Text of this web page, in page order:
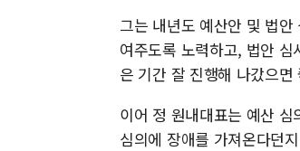
그는 내년도 예산안 및 법
여주도록 노력하고, 법안
은 기간 잘 진행해 나갔으
이어 정 원내대표는 예산
심의에 장애를 가져온다던